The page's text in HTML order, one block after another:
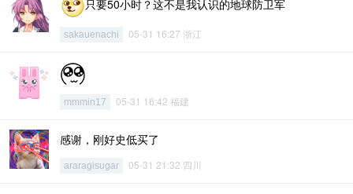
只要50小时？这不是我认识的地球防卫军
sakauenachi 05-31 16:27 浙江
mmmin17 05-31 16:42 福建
感谢，刚好史低买了
araragisugar 05-31 21:32 四川